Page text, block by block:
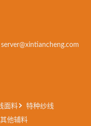
server@xintiancheng.com
面料
特种纱线
其他辅料